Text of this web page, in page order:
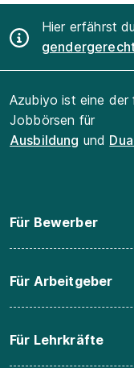
Hier erfährst
Azubiyo ist eine der
Jobbörsen für
Ausbildung und
Für Bewerber
Für Arbeitgeber
Für Lehrkräfte